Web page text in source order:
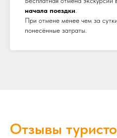
начала поездки
При отмене менее чем за
понесённые затраты.
Отзывы